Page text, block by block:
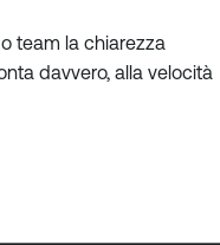
team la chiarezza
davvero, alla velocità